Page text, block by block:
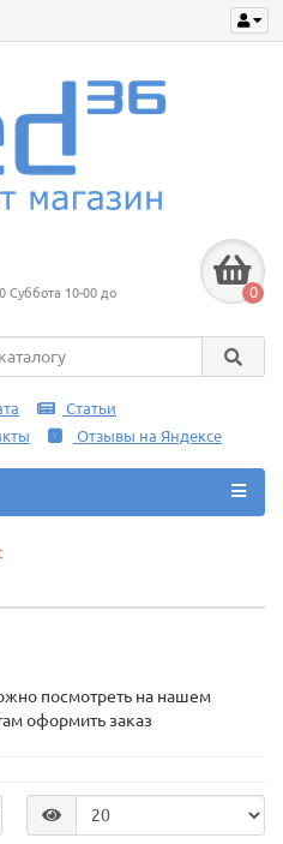
Суббота 10-00 до
0
Статьи
Отзывы на Яндексе
посмотреть на нашем
оформить заказ